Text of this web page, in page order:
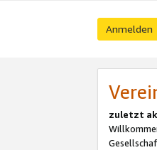
Anmelden
zuletzt